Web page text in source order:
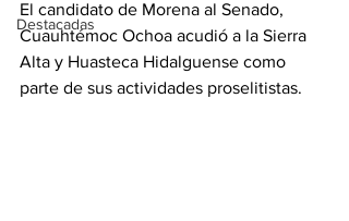
Destacadas
El candidato de Morena al Senado,
Cuauhtémoc Ochoa acudió a la Sierra
Alta y Huasteca Hidalguense como
parte de sus actividades proselitistas.